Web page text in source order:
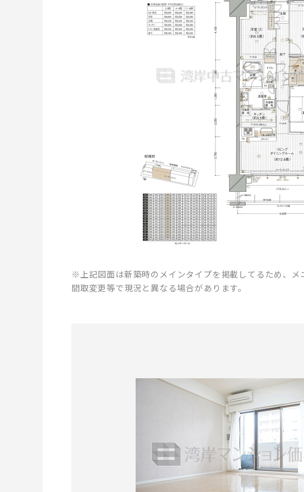
※上記図面は新築時のメインタイプを掲載してるため、メ
間取変更等で現況と異なる場合があります。